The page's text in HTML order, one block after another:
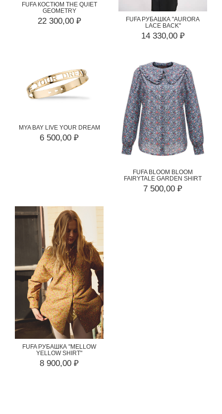
FUFA КОСТЮМ THE QUIET
GEOMETRY
22 300,00 ₽
FUFA РУБАШКА "AURORA
LACE BACK"
14 330,00 ₽
MYA BAY LIVE YOUR DREAM
6 500,00 ₽
FUFA BLOOM BLOOM
FAIRYTALE GARDEN SHIRT
7 500,00 ₽
FUFA РУБАШКА "MELLOW
YELLOW SHIRT"
8 900,00 ₽